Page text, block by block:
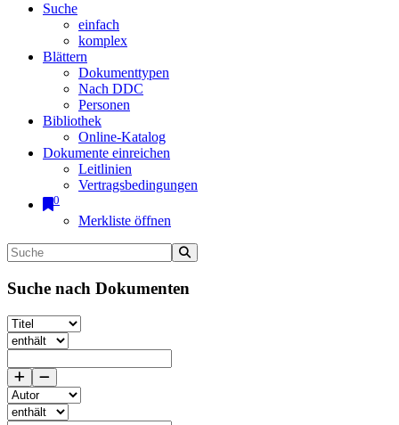
Suche
einfach
komplex
Blättern
Dokumenttypen
Nach DDC
Personen
Bibliothek
Online-Katalog
Dokumente einreichen
Leitlinien
Vertragsbedingungen
0
Merkliste öffnen
Suche nach Dokumenten